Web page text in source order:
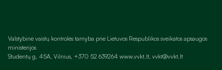
Valstybinė vaistų kontrolės tarnyba prie Lietuvos Respublikos sveikatos apsaugos
ministerijos
Studentų g. 45A, Vilnius, +370 52 639264 www.vvkt.lt, vvkt@vvkt.lt